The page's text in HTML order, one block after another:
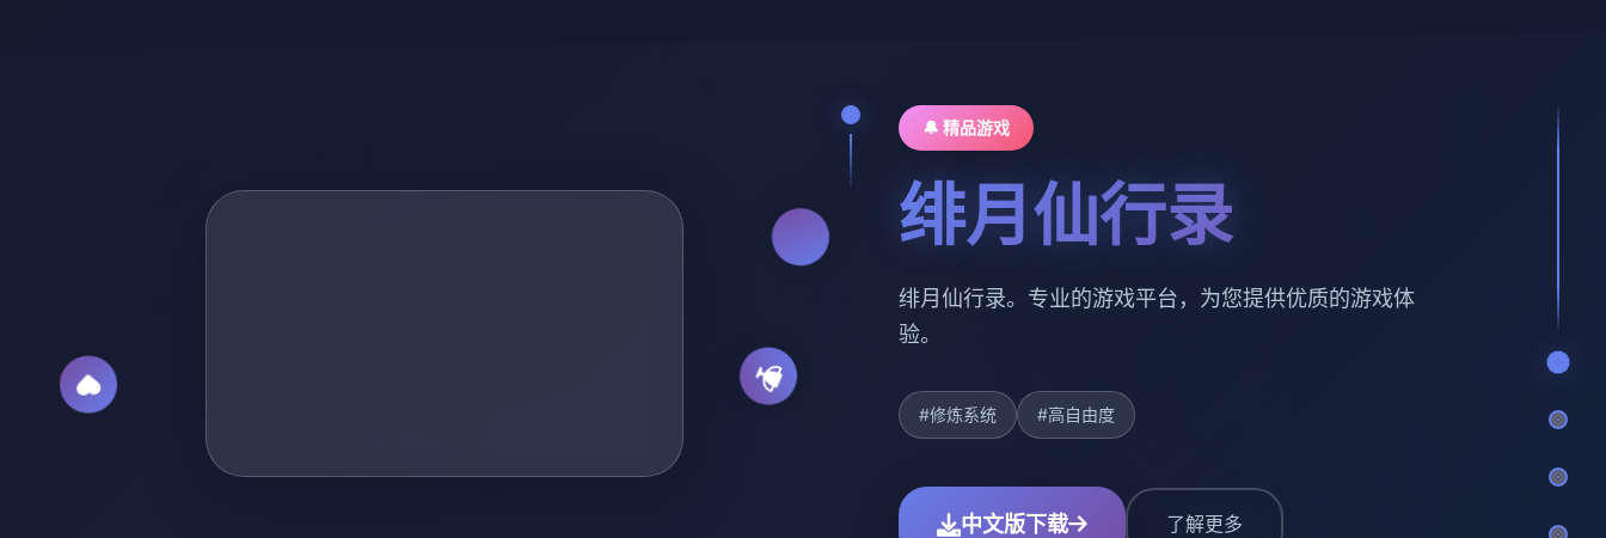
🔔 精品游戏
绯月仙行录
绯月仙行录。专业的游戏平台，为您提供优质的游戏体
验。
#修炼系统 #高自由度
中文版下载 了解更多